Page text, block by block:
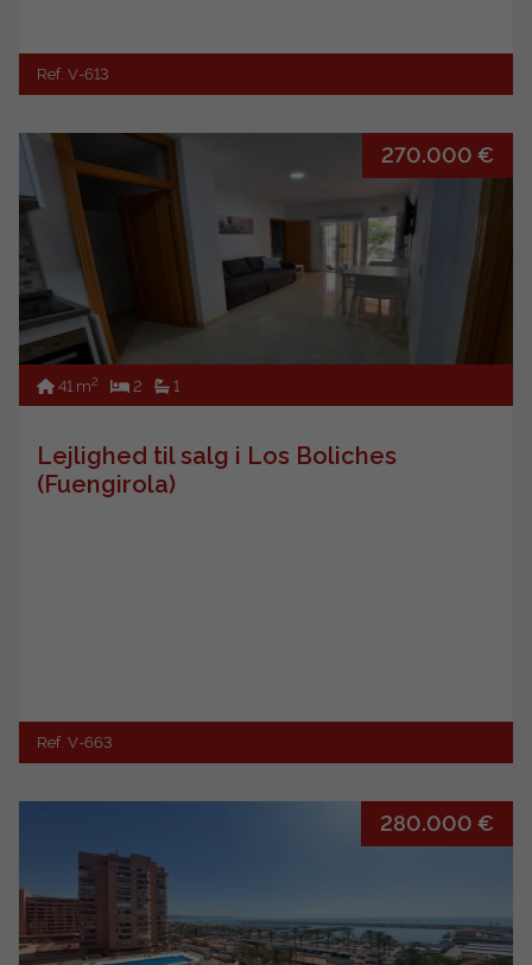
Ref. V-613
270.000 €
41 m2 2 1
Lejlighed til salg i Los Boliches
(Fuengirola)
Ref. V-663
280.000 €